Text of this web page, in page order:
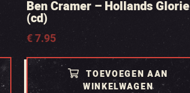
Ben Cramer – Hollands Glorie
(cd)
€7.95
TOEVOEGEN AAN
WINKELWAGEN